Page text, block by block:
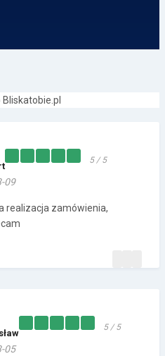
5 / 5
09
realizacja zamówienia,
5 / 5
05